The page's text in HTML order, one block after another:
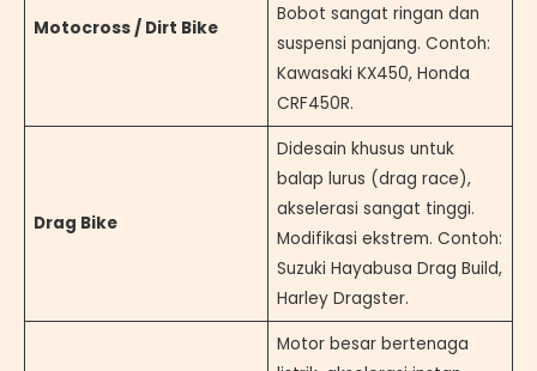
Motocross / Dirt Bike
Bobot sangat ringan dan
suspensi panjang. Contoh:
Kawasaki KX450, Honda
CRF450R.
Drag Bike
Didesain khusus untuk
balap lurus (drag race),
akselerasi sangat tinggi.
Modifikasi ekstrem. Contoh:
Suzuki Hayabusa Drag Build,
Harley Dragster.
Motor besar bertenaga